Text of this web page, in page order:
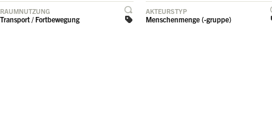
RAUMNUTZUNG
Transport / Fortbewegung
AKTEURSTYP
Menschenmenge (-gruppe)